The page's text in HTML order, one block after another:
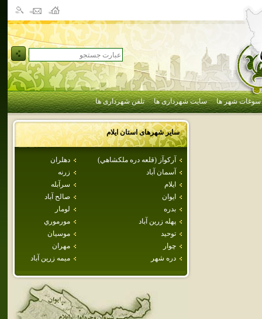
سوغات شهر ها سایت شهرداری ها تلفن شهرداری ها
سایر شهرهای استانايلام
آركوآز (قلعه دره ملكشاهي)
دهلران
آسمان آباد
زرنه
ايلام
سرآبله
ايوان
صالح آباد
بدره
لومار
پهله زرين آباد
مورموري
توحيد
موسيان
چوار
مهران
دره شهر
ميمه زرين آباد